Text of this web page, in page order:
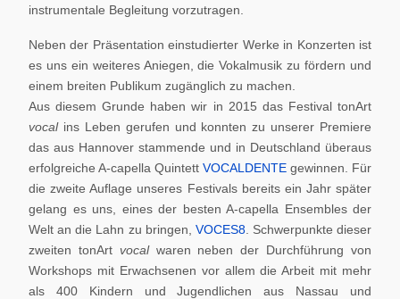
instrumentale Begleitung vorzutragen.
Neben der Präsentation einstudierter Werke in Konzerten ist
es uns ein weiteres Aniegen, die Vokalmusik zu fördern und
einem breiten Publikum zugänglich zu machen.
Aus diesem Grunde haben wir in 2015 das Festival tonArt
vocal ins Leben gerufen und konnten zu unserer Premiere
das aus Hannover stammende und in Deutschland überaus
erfolgreiche A-capella Quintett VOCALDENTE gewinnen. Für
die zweite Auflage unseres Festivals bereits ein Jahr später
gelang es uns, eines der besten A-capella Ensembles der
Welt an die Lahn zu bringen, VOCES8. Schwerpunkte dieser
zweiten tonArt vocalwaren neben der Durchführung von
Workshops mit Erwachsenen vor allem die Arbeit mit mehr
als 400 Kindern und Jugendlichen aus Nassau und